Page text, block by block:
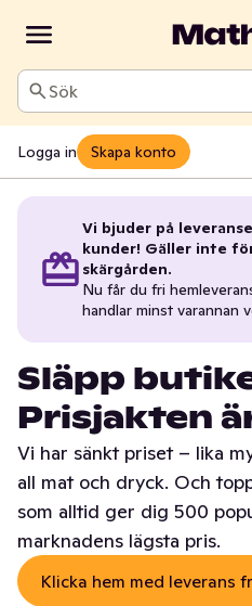
Sök
Logga in Skapa konto
Vi bjuder på
kunder! Gäller inte
skärgården.
Nu får du fri
handlar minst varannan
Släpp
Prisjakten
Vi har sänkt priset – lika
all mat och dryck. Och
som alltid ger dig 500
marknadens lägsta pris.
Klicka hem med leverans